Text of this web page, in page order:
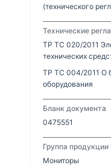
(технического
Технические
ТР ТС 020/2011
технических
ТР ТС 004/2011 О
оборудования
Бланк документа
0475551
Группа
Мониторы